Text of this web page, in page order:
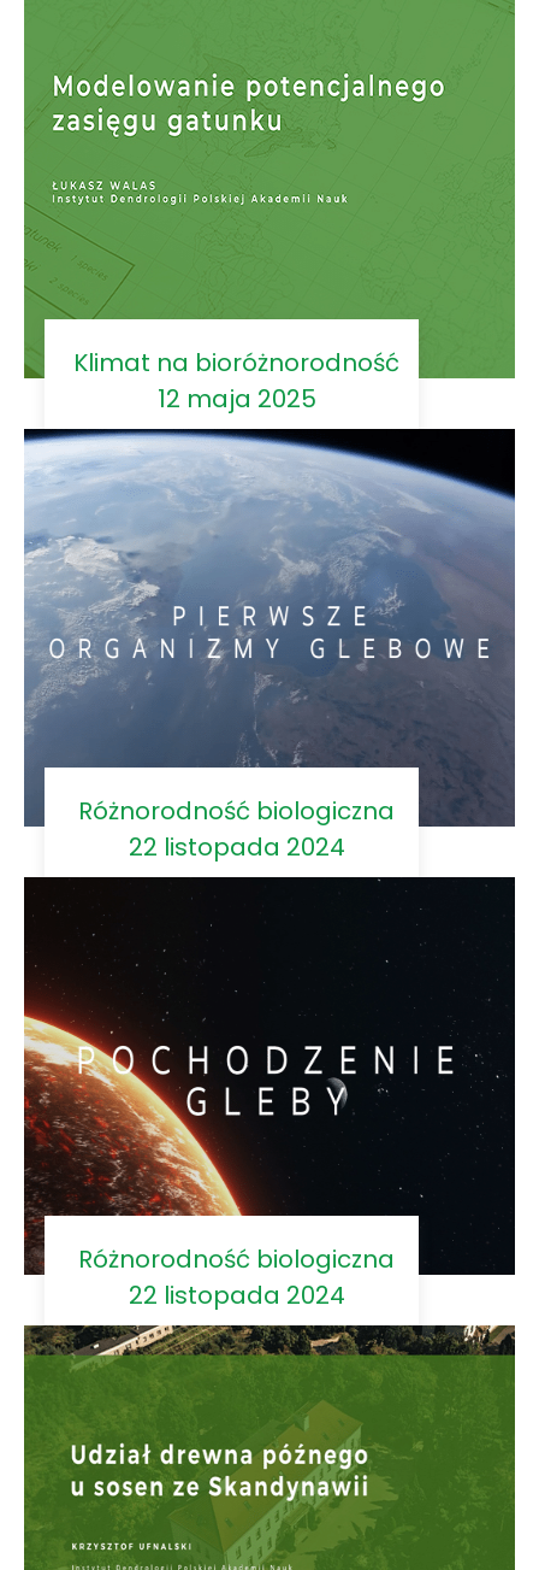
Klimat na bioróżnorodność
12 maja 2025
Różnorodność biologiczna
22 listopada 2024
Różnorodność biologiczna
22 listopada 2024